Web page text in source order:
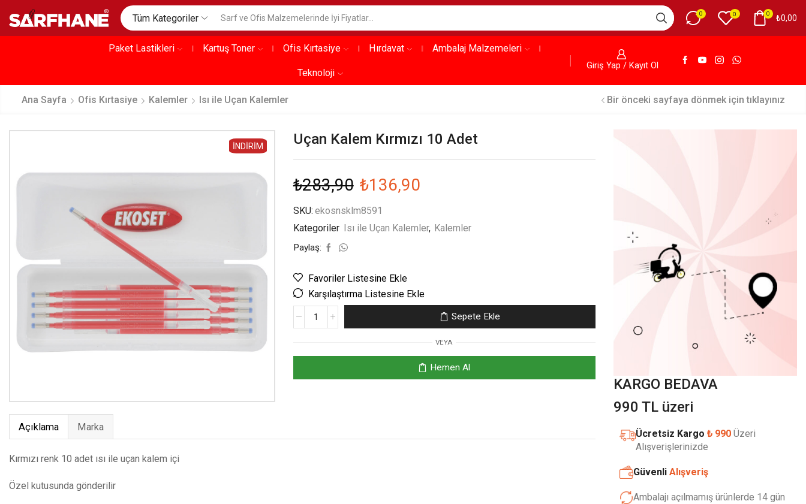
Tüm Kategoriler 0 0 0 ₺0,00
Paket Lastikleri Kartuş Toner Ofis Kırtasiye Hırdavat Ambalaj Malzemeleri
Teknoloji
Giriş Yap / Kayıt Ol
Ana Sayfa Ofis Kırtasiye Kalemler Isı ile Uçan Kalemler Bir önceki sayfaya dönmek için tıklayınız
İNDIRIM Uçan Kalem Kırmızı 10 Adet
₺283,90 ₺136,90
SKU: ekosnsklm8591
Kategoriler Isı ile Uçan Kalemler, Kalemler
Paylaş:
Favoriler Listesine Ekle
Karşılaştırma Listesine Ekle
Sepete Ekle
VEYA
Hemen Al
Açıklama Marka
Kırmızı renk 10 adet ısı ile uçan kalem içi
Özel kutusunda gönderilir
KARGO BEDAVA
990 TL üzeri
Ücretsiz Kargo ₺ 990 Üzeri
Alışverişlerinizde
Güvenli Alışveriş
Ambalajı açılmamış ürünlerde 14 gün